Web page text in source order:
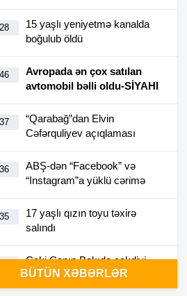
15 yaşlı yeniyetmə kanalda
boğulub öldü
Avropada ən çox satılan
avtomobil bəlli oldu-SİYAHI
“Qarabağ”dan Elvin
Cəfərquliyev açıqlaması
ABŞ-dən “Facebook” və
“Instagram”a yüklü cərimə
17 yaşlı qızın toyu təxirə
salındı
Ceki Çanın Bakıda çəkdiyi
filmə görə Azərbaycan 1
milyon dollar ödəyə bilər?
BÜTÜN XƏBƏRLƏR